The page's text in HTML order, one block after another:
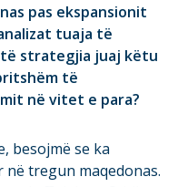
pas ekspansionit
tuaja të
strategjia juaj këtu
të
në vitet e para?
besojmë se ka
tregun maqedonas.